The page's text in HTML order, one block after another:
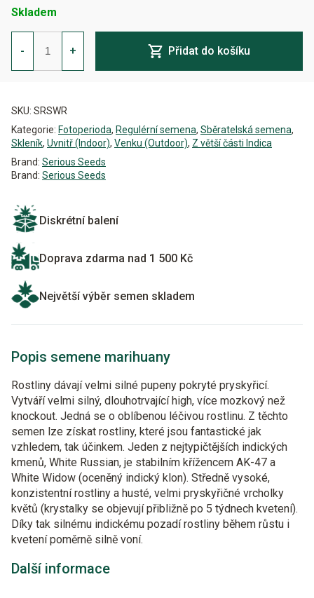
Skladem
-
White
Russian
Regulérní
množství
+ Přidat do košíku
SKU: SRSWR
Kategorie: Fotoperioda, Regulérní semena, Sběratelská semena,
Skleník, Uvnitř (Indoor), Venku (Outdoor), Z větší části Indica
Brand: Serious Seeds
Brand: Serious Seeds
Diskrétní balení
Doprava zdarma nad 1 500 Kč
Největší výběr semen skladem
Popis semene marihuany
Rostliny dávají velmi silné pupeny pokryté pryskyřicí.
Vytváří velmi silný, dlouhotrvající high, více mozkový než
knockout. Jedná se o oblíbenou léčivou rostlinu. Z těchto
semen lze získat rostliny, které jsou fantastické jak
vzhledem, tak účinkem. Jeden z nejtypičtějších indických
kmenů, White Russian, je stabilním křížencem AK-47 a
White Widow (oceněný indický klon). Středně vysoké,
konzistentní rostliny a husté, velmi pryskyřičné vrcholky
květů (krystalky se objevují přibližně po 5 týdnech kvetení).
Díky tak silnému indickému pozadí rostliny během růstu i
kvetení poměrně silně voní.
Další informace